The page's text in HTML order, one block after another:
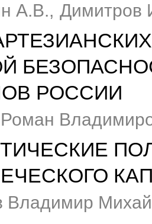
А.В., Димитров
РОССИИ
Владимир